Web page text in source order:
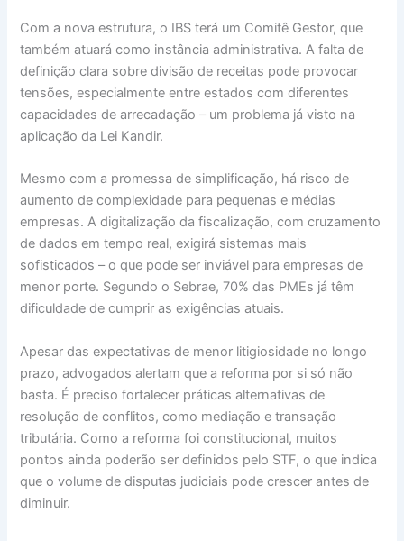
Com a nova estrutura, o IBS terá um Comitê Gestor, que
também atuará como instância administrativa. A falta de
definição clara sobre divisão de receitas pode provocar
tensões, especialmente entre estados com diferentes
capacidades de arrecadação – um problema já visto na
aplicação da Lei Kandir.
Mesmo com a promessa de simplificação, há risco de
aumento de complexidade para pequenas e médias
empresas. A digitalização da fiscalização, com cruzamento
de dados em tempo real, exigirá sistemas mais
sofisticados – o que pode ser inviável para empresas de
menor porte. Segundo o Sebrae, 70% das PMEs já têm
dificuldade de cumprir as exigências atuais.
Apesar das expectativas de menor litigiosidade no longo
prazo, advogados alertam que a reforma por si só não
basta. É preciso fortalecer práticas alternativas de
resolução de conflitos, como mediação e transação
tributária. Como a reforma foi constitucional, muitos
pontos ainda poderão ser definidos pelo STF, o que indica
que o volume de disputas judiciais pode crescer antes de
diminuir.